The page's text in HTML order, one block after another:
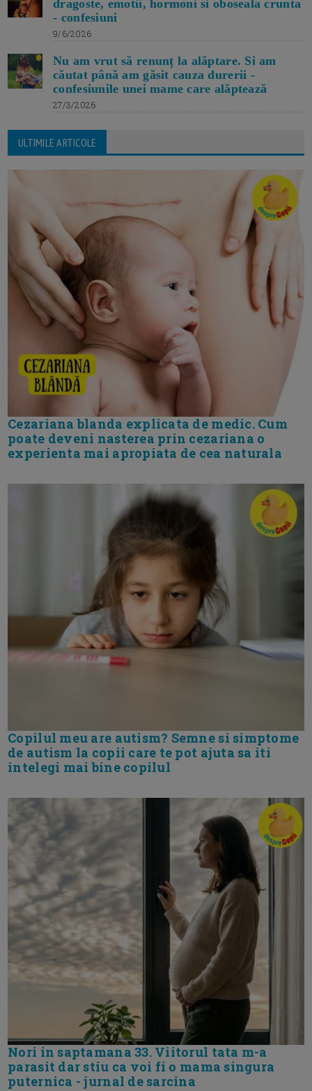
dragoste, emotii, hormoni si oboseala crunta
- confesiuni
9/6/2026
Nu am vrut să renunț la alăptare. Si am
căutat până am găsit cauza durerii -
confesiunile unei mame care alăptează
27/3/2026
ULTIMILE ARTICOLE
Cezariana blanda explicata de medic. Cum
poate deveni nasterea prin cezariana o
experienta mai apropiata de cea naturala
Copilul meu are autism? Semne si simptome
de autism la copii care te pot ajuta sa iti
intelegi mai bine copilul
Nori in saptamana 33. Viitorul tata m-a
parasit dar stiu ca voi fi o mama singura
puternica - jurnal de sarcina